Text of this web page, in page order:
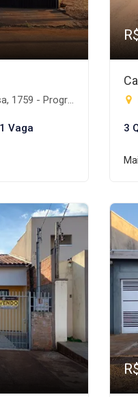
Rio Brilhante-MS
1 Vaga 3